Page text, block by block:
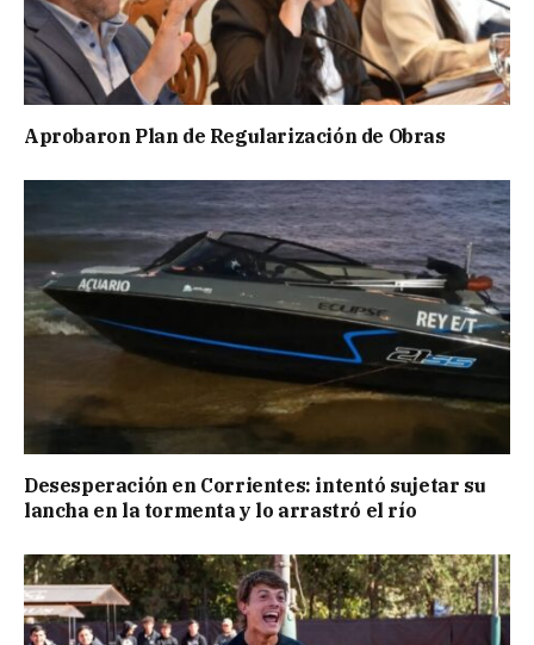
Aprobaron Plan de Regularización de Obras
Desesperación en Corrientes: intentó sujetar su
lancha en la tormenta y lo arrastró el río